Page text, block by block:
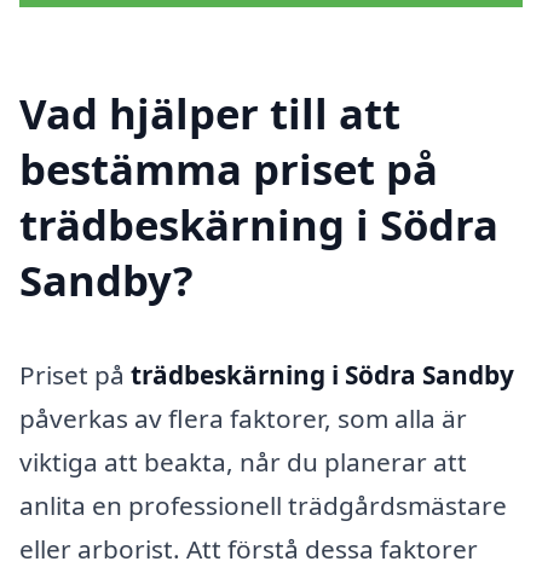
Vad hjälper till att
bestämma priset på
trädbeskärning i Södra
Sandby?
Priset på trädbeskärning i Södra Sandby
påverkas av flera faktorer, som alla är
viktiga att beakta, når du planerar att
anlita en professionell trädgårdsmästare
eller arborist. Att förstå dessa faktorer